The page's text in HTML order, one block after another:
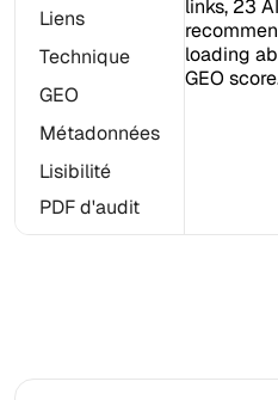
Liens
Technique
GEO
Métadonnées
Lisibilité
PDF d'audit